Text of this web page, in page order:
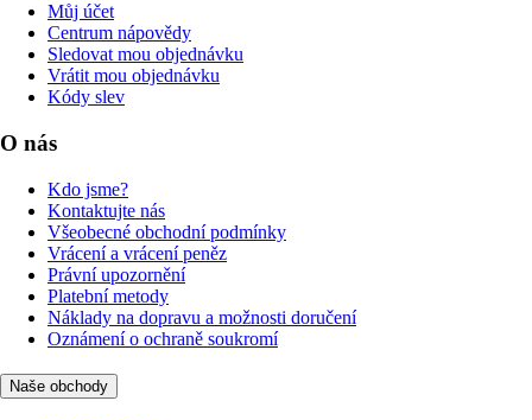
Můj účet
Centrum nápovědy
Sledovat mou objednávku
Vrátit mou objednávku
Kódy slev
O nás
Kdo jsme?
Kontaktujte nás
Všeobecné obchodní podmínky
Vrácení a vrácení peněz
Právní upozornění
Platební metody
Náklady na dopravu a možnosti doručení
Oznámení o ochraně soukromí
Naše obchody